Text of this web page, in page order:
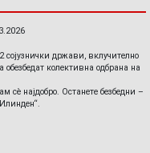
сојузнички држави, вклучително
колективна одбрана на
сè најдобро. Останете безбедни –